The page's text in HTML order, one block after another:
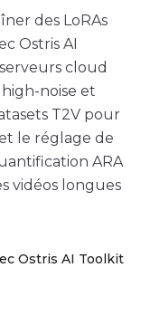
des LoRAs
Ostris AI
cloud
noise et
T2V pour
le réglage de
ARA
vidéos longues
Ostris AI Toolkit